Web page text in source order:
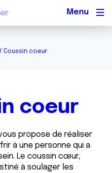
Coussin coeur
coeur
propose de réaliser
à une personne qui a
Le coussin cœur,
à soulager les